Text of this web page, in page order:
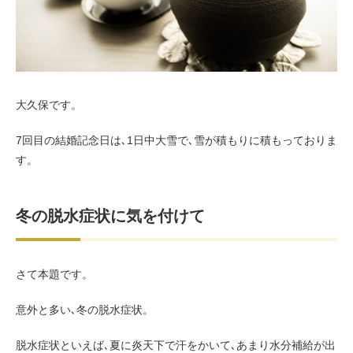
お客様の声（男性）
大久保です。
7回目の結婚記念日は､1日中大雪で､雪が積もりに積もっておりま
す。
冬の脱水症状に気を付けて
さて本題です。
意外と多い､冬の脱水症状。
脱水症状といえば､夏に炎天下で汗をかいて､あまり水分補給が出